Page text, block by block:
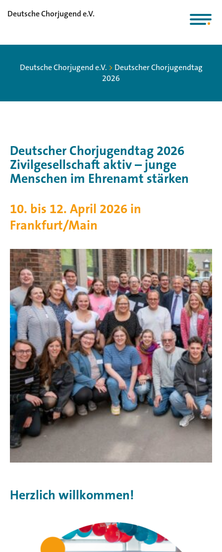
Deutsche Chorjugend e.V.
Deutsche Chorjugend e.V. > Deutscher Chorjugendtag
2026
Deutscher Chorjugendtag 2026
Zivilgesellschaft aktiv – junge
Menschen im Ehrenamt stärken
10. bis 12. April 2026 in
Frankfurt/Main
Herzlich willkommen!